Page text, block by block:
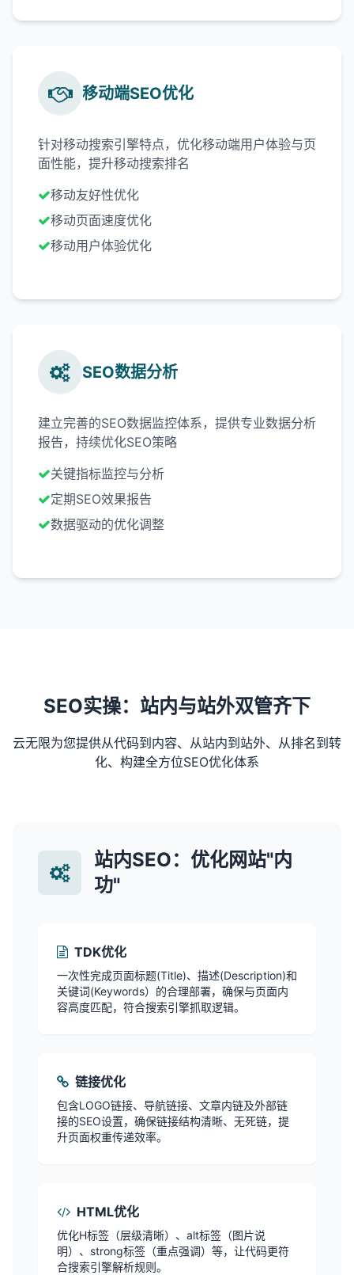
移动端SEO优化
针对移动搜索引擎特点，优化移动端用户体验与页
面性能，提升移动搜索排名
移动友好性优化
移动页面速度优化
移动用户体验优化
SEO数据分析
建立完善的SEO数据监控体系，提供专业数据分析
报告，持续优化SEO策略
关键指标监控与分析
定期SEO效果报告
数据驱动的优化调整
SEO实操：站内与站外双管齐下
云无限为您提供从代码到内容、从站内到站外、从排名到转
化、构建全方位SEO优化体系
站内SEO：优化网站"内
功"
TDK优化
一次性完成页面标题(Title)、描述(Description)和
关键词(Keywords）的合理部署，确保与页面内
容高度匹配，符合搜索引擎抓取逻辑。
链接优化
包含LOGO链接、导航链接、文章内链及外部链
接的SEO设置，确保链接结构清晰、无死链，提
升页面权重传递效率。
HTML优化
优化H标签（层级清晰）、alt标签（图片说
明）、strong标签（重点强调）等，让代码更符
合搜索引擎解析规则。